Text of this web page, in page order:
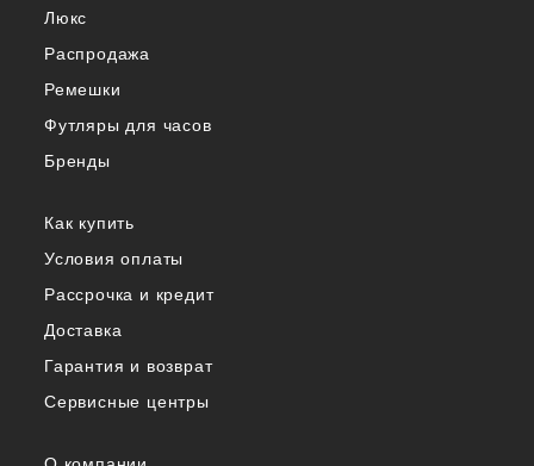
Люкс
Распродажа
Ремешки
Футляры для часов
Бренды
Как купить
Условия оплаты
Рассрочка и кредит
Доставка
Гарантия и возврат
Сервисные центры